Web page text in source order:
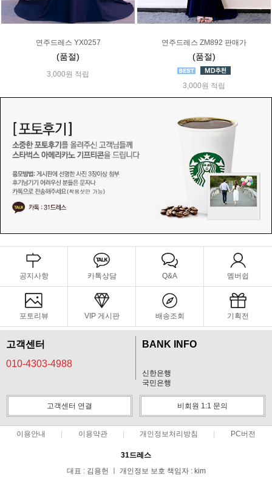
연주드레스 YX0257
(품절)
3,000원 적립
연주드레스 ZM892 판매가
(품절)
3,000원 적립
공지사항 카톡상담 Q&A 멤버쉽
포토리뷰 VIP 게시판 배송조회 기획전
고객센터
010-4303-4988
BANK INFO
신한은행
국민은행
고객센터 연결 비회원 1:1 문의
이용안내 이용약관 개인정보처리방침 PC버전
31드레스
대표 : 김용헌 ㅣ 개인정보 보호 책임자 : kim